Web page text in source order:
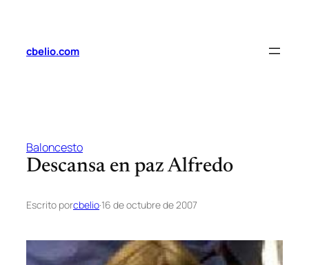
contenido
cbelio.com
Baloncesto
Descansa en paz Alfredo
Escrito porcbelio·16 de octubre de 2007